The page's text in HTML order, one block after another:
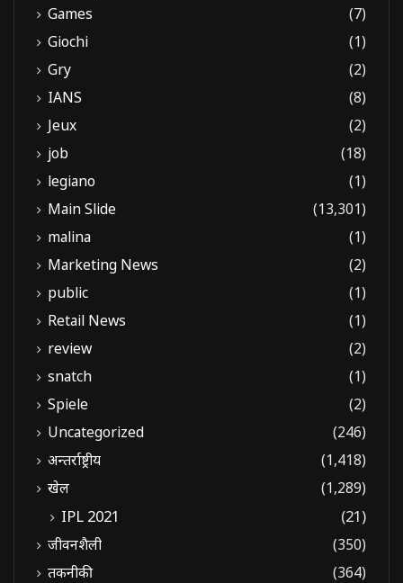
Games
(7)
Giochi
(1)
Gry
(2)
IANS
(8)
Jeux
(2)
job
(18)
legiano
(1)
Main Slide
(13,301)
malina
(1)
Marketing News
(2)
public
(1)
Retail News
(1)
review
(2)
snatch
(1)
Spiele
(2)
Uncategorized
(246)
अन्तर्राष्ट्रीय
(1,418)
खेल
(1,289)
IPL 2021 (21)
जीवनशैली
(350)
तकनीकी
(364)